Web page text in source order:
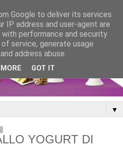
▼
YOGURT DI
Google to deliver its services
IP address and user-agent are
performance and security
service, generate usage
address abuse.
GOT IT